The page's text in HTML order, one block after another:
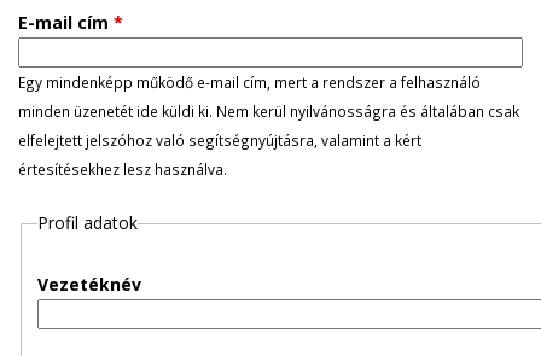
d
l
e
g
e
E-mail cím *
Egy mindenképp működő e-mail cím, mert a rendszer a felhasználó
minden üzenetét ide küldi ki. Nem kerül nyilvánosságra és általában csak
elfelejtett jelszóhoz való segítségnyújtásra, valamint a kért
értesítésekhez lesz használva.
Profil adatok
Vezetéknév